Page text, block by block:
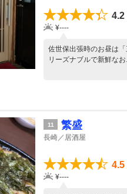
4.2
¥----
佐世保出張時のお昼は
リーズナブルで新鮮なお
11 繁盛
長崎／居酒屋
4.5
¥----